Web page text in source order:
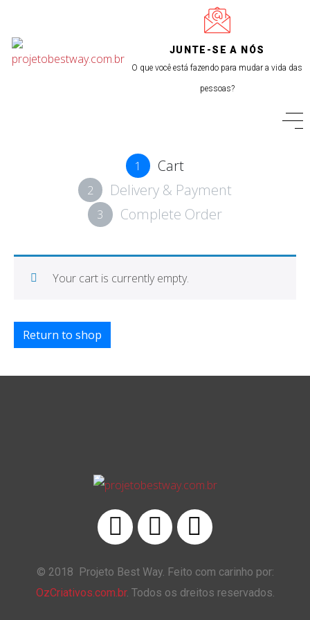
JUNTE-SE A NÓS
O que você está fazendo para mudar a vida das
pessoas?
1 Cart
2 Delivery & Payment
3 Complete Order
Your cart is currently empty.
Return to shop
© 2018 Projeto Best Way. Feito com carinho por:
OzCriativos.com.br. Todos os dreitos reservados.
sign in to post your comment or
signup if you dont have any
account.
Confirm Ticket